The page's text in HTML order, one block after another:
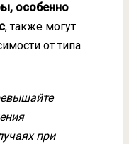
особенно
, также могут
от типа
при